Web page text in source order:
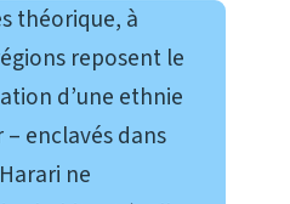
théorique, à
reposent le
d’une ethnie
– enclavés dans
ne